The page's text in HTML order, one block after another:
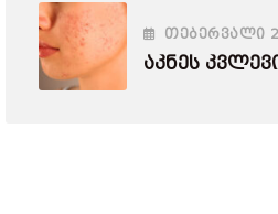
ᲗᲔᲑᲔᲠᲕᲐᲚᲘ 2
Აკნეს